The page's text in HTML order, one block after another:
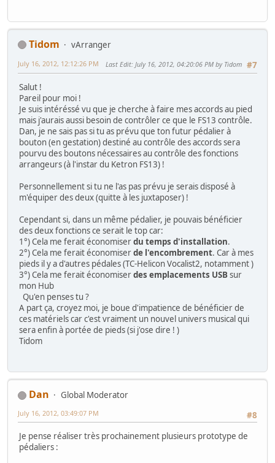
Tidom
vArranger
#7
July 16, 2012, 12:12:26 PM Last Edit: July 16, 2012, 04:20:06 PM by Tidom
Salut !
Pareil pour moi !
Je suis intéréssé vu que je cherche à faire mes accords au pied
mais j'aurais aussi besoin de contrôler ce que le FS13 contrôle.
Dan, je ne sais pas si tu as prévu que ton futur pédalier à
bouton (en gestation) destiné au contrôle des accords sera
pourvu des boutons nécessaires au contrôle des fonctions
arrangeurs (à l'instar du Ketron FS13) !
Personnellement si tu ne l'as pas prévu je serais disposé à
m'équiper des deux (quitte à les juxtaposer) !
Cependant si, dans un même pédalier, je pouvais bénéficier
des deux fonctions ce serait le top car:
1°) Cela me ferait économiserdu temps d'installation.
2°) Cela me ferait économiserde l'encombrement. Car à mes
pieds il y a d'autres pédales (TC-Helicon Vocalist2, notamment )
3°) Cela me ferait économiserdes emplacements USBsur
mon Hub
Qu'en penses tu ?
A part ça, croyez moi, je boue d'impatience de bénéficier de
ces matériels car c'est vraiment un nouvel univers musical qui
sera enfin à portée de pieds (si j'ose dire ! )
Tidom
Dan
Global Moderator
#8
July 16, 2012, 03:49:07 PM
Je pense réaliser très prochainement plusieurs prototype de
pédaliers :